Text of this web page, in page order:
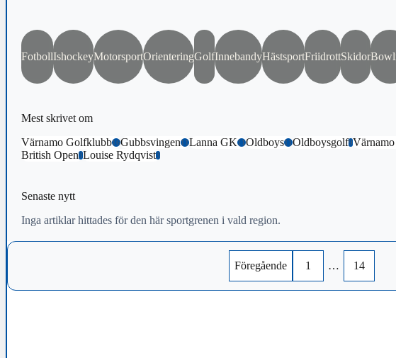
FotbollIshockeyMotorsportOrienteringGolfInnebandyHästsportFriidrottSkidor
Mest skrivet om
Värnamo Golfklubb16Gubbsvingen11Lanna GK11Oldboys11Oldboysgolf9
British Open3Louise Rydqvist3
Senaste nytt
Inga artiklar hittades för den här sportgrenen i vald region.
Föregående 1 … 14